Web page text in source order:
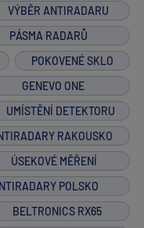
VÝBĚR ANTIRADARU
PÁSMA RADARŮ
POKOVENÉ SKLO
GENEVO ONE
UMÍSTĚNÍ DETEKTORU
RAKOUSKO
ÚSEKOVÉ MĚŘENÍ
POLSKO
BELTRONICS RX65